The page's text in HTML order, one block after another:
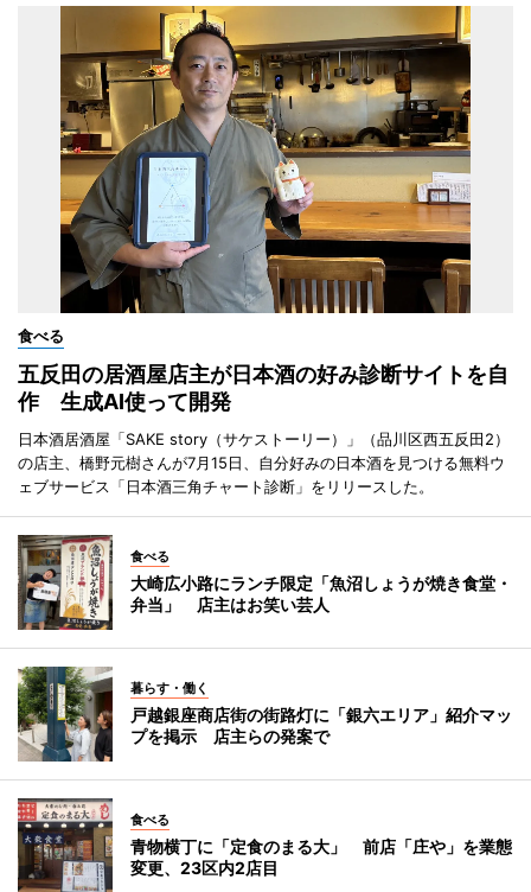
食べる
五反田の居酒屋店主が日本酒の好み診断サイトを自
作 生成AI使って開発
日本酒居酒屋「SAKE story（サケストーリー）」（品川区西五反田2）
の店主、橋野元樹さんが7月15日、自分好みの日本酒を見つける無料ウ
ェブサービス「日本酒三角チャート診断」をリリースした。
食べる
大崎広小路にランチ限定「魚沼しょうが焼き食堂・
弁当」 店主はお笑い芸人
暮らす・働く
戸越銀座商店街の街路灯に「銀六エリア」紹介マッ
プを掲示 店主らの発案で
食べる
青物横丁に「定食のまる大」 前店「庄や」を業態
変更、23区内2店目